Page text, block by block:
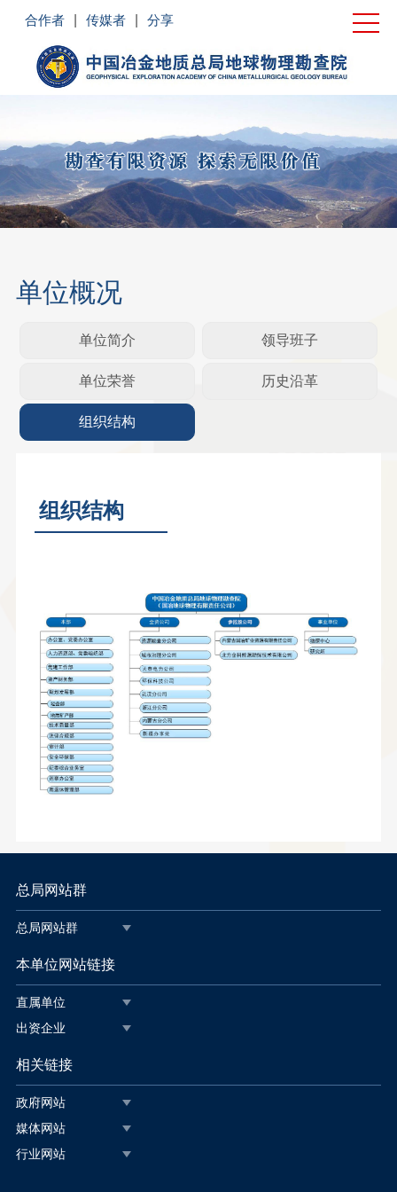
合作者 传媒者 分享
单位概况
新闻中心
党建工作
业务领域
企业文化
单位概况
单位简介 领导班子
单位荣誉 历史沿革
组织结构
组织结构
总局网站群
总局网站群
本单位网站链接
直属单位
出资企业
相关链接
政府网站
媒体网站
行业网站